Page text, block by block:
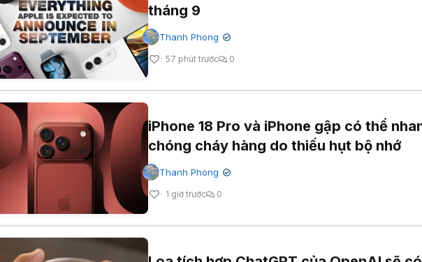
tháng 9
Thanh Phong ✔
57 phút trước 0
iPhone 18 Pro và iPhone gập có thể
chóng cháy hàng do thiếu hụt bộ nhớ
Thanh Phong ✔
1 giờ trước 0